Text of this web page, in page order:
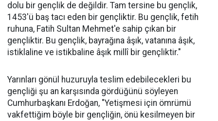
dolu bir gençlik de değildir. Tam tersine bu gençlik,
1453'ü baş tacı eden bir gençliktir. Bu gençlik, fetih
ruhuna, Fatih Sultan Mehmet'e sahip çıkan bir
gençliktir. Bu gençlik, bayrağına âşık, vatanına âşık,
istiklaline ve istikbaline âşık millî bir gençliktir."
Yarınları gönül huzuruyla teslim edebilecekleri bu
gençliği şu an karşısında gördüğünü söyleyen
Cumhurbaşkanı Erdoğan, "Yetişmesi için ömrümü
vakfettiğim böyle bir gençliğin, önü kesilmeyen bir